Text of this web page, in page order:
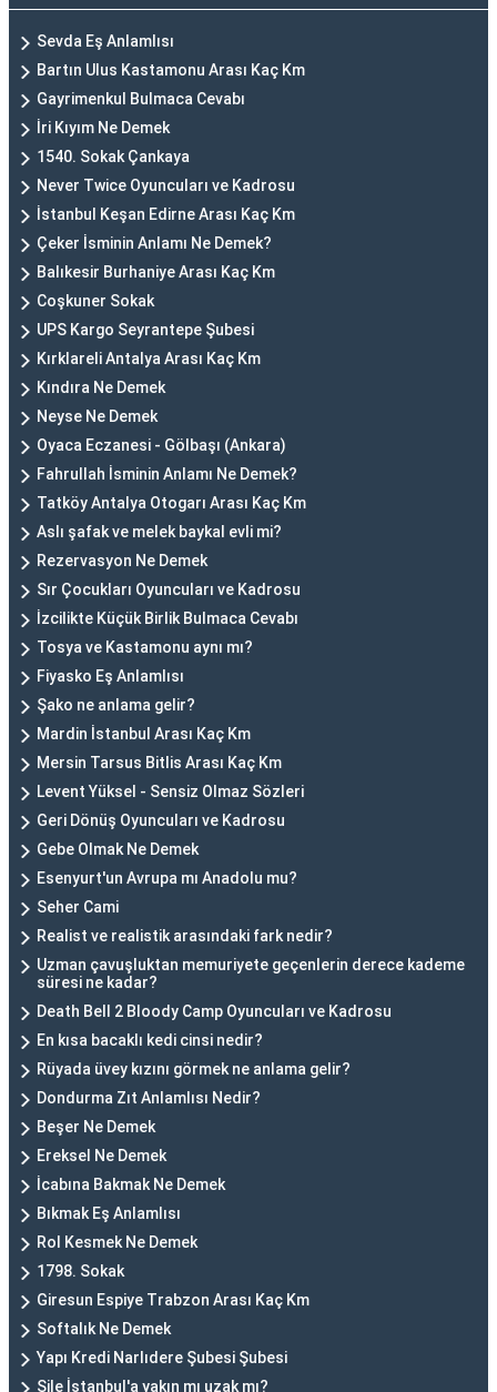
Sevda Eş Anlamlısı
Bartın Ulus Kastamonu Arası Kaç Km
Gayrimenkul Bulmaca Cevabı
İri Kıyım Ne Demek
1540. Sokak Çankaya
Never Twice Oyuncuları ve Kadrosu
İstanbul Keşan Edirne Arası Kaç Km
Çeker İsminin Anlamı Ne Demek?
Balıkesir Burhaniye Arası Kaç Km
Coşkuner Sokak
UPS Kargo Seyrantepe Şubesi
Kırklareli Antalya Arası Kaç Km
Kındıra Ne Demek
Neyse Ne Demek
Oyaca Eczanesi - Gölbaşı (Ankara)
Fahrullah İsminin Anlamı Ne Demek?
Tatköy Antalya Otogarı Arası Kaç Km
Aslı şafak ve melek baykal evli mi?
Rezervasyon Ne Demek
Sır Çocukları Oyuncuları ve Kadrosu
İzcilikte Küçük Birlik Bulmaca Cevabı
Tosya ve Kastamonu aynı mı?
Fiyasko Eş Anlamlısı
Şako ne anlama gelir?
Mardin İstanbul Arası Kaç Km
Mersin Tarsus Bitlis Arası Kaç Km
Levent Yüksel - Sensiz Olmaz Sözleri
Geri Dönüş Oyuncuları ve Kadrosu
Gebe Olmak Ne Demek
Esenyurt'un Avrupa mı Anadolu mu?
Seher Cami
Realist ve realistik arasındaki fark nedir?
Uzman çavuşluktan memuriyete geçenlerin derece kademe
süresi ne kadar?
Death Bell 2 Bloody Camp Oyuncuları ve Kadrosu
En kısa bacaklı kedi cinsi nedir?
Rüyada üvey kızını görmek ne anlama gelir?
Dondurma Zıt Anlamlısı Nedir?
Beşer Ne Demek
Ereksel Ne Demek
İcabına Bakmak Ne Demek
Bıkmak Eş Anlamlısı
Rol Kesmek Ne Demek
1798. Sokak
Giresun Espiye Trabzon Arası Kaç Km
Softalık Ne Demek
Yapı Kredi Narlıdere Şubesi Şubesi
Şile İstanbul'a yakın mı uzak mı?